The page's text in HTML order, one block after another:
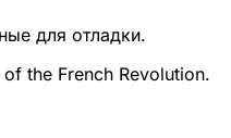
для отладки.
the French Revolution.